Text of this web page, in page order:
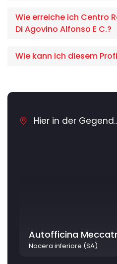
Wie erreiche ich Centro
Di Agovino Alfonso E C.?
Wie kann ich diesem
Hier in der
Nocera inferiore (SA)